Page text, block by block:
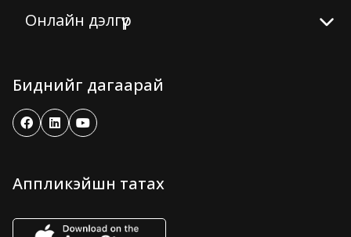
Онлайн дэлгүүр
Биднийг дагаарай
Аппликэйшн татах